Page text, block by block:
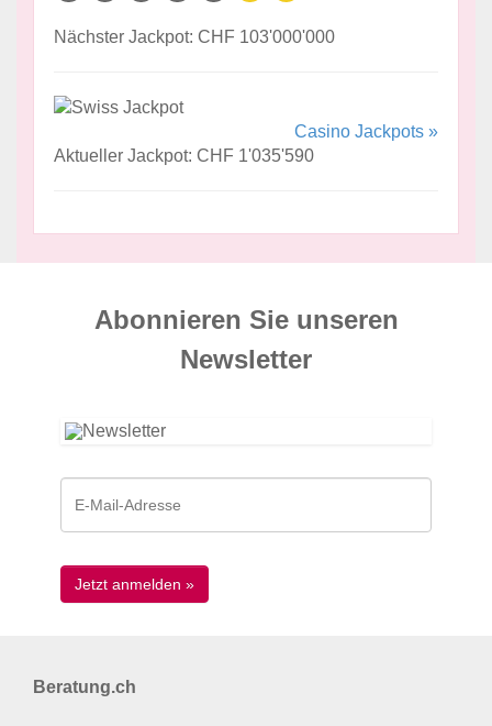
Nächster Jackpot: CHF 103'000'000
Casino Jackpots »
Aktueller Jackpot: CHF 1'035'590
Abonnieren Sie unseren
News­letter
Beratung.ch